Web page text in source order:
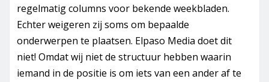
regelmatig columns voor bekende weekbladen.
Echter weigeren zij soms om bepaalde
onderwerpen te plaatsen. Elpaso Media doet dit
niet! Omdat wij niet de structuur hebben waarin
iemand in de positie is om iets van een ander af te